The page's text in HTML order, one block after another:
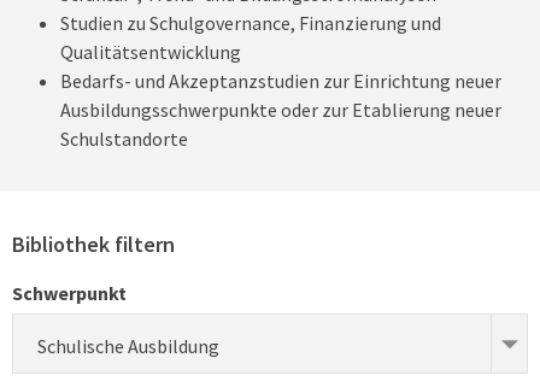
Studien zu Schulgovernance, Finanzierung und
Qualitätsentwicklung
Bedarfs- und Akzeptanzstudien zur Einrichtung neuer
Ausbildungsschwerpunkte oder zur Etablierung neuer
Schulstandorte
Bibliothek filtern
Schwerpunkt
Schulische Ausbildung